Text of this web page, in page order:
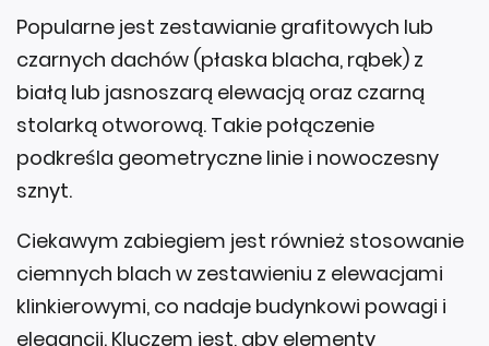
Popularne jest zestawianie grafitowych lub
czarnych dachów (płaska blacha, rąbek) z
białą lub jasnoszarą elewacją oraz czarną
stolarką otworową. Takie połączenie
podkreśla geometryczne linie i nowoczesny
sznyt.
Ciekawym zabiegiem jest również stosowanie
ciemnych blach w zestawieniu z elewacjami
klinkierowymi, co nadaje budynkowi powagi i
elegancji. Kluczem jest, aby elementy